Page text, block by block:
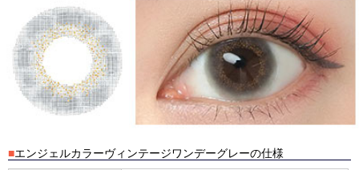
■エンジェルカラーヴィンテージワンデーグレーの仕様